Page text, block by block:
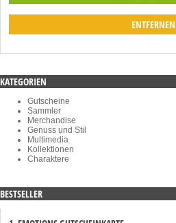
ENTFERNEN
KATEGORIEN
Gutscheine
Sammler
Merchandise
Genuss und Stil
Multimedia
Kollektionen
Charaktere
BESTSELLER